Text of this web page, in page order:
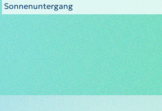
Sonnenuntergang